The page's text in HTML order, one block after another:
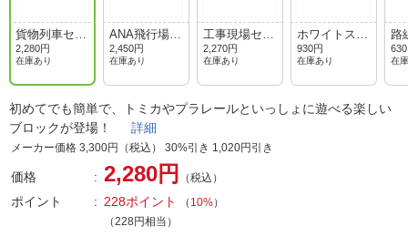
貨物列車セッ
ト
2,280円
在庫あり
ANA飛行場セ
ット
2,450円
在庫あり
工事現場セッ
ト
2,270円
在庫あり
ホワイトスト
リーム
930円
在庫あり
路
在
初めてでも簡単で、トミカやプラレールといっしょに遊べる楽しい
ブロックが登場！ 詳細
メーカー価格 3,300円（税込） 30%引き 1,020円引き
価格 2,280円 （税込）
ポイント 228ポイント （ 10%）
（228円相当）